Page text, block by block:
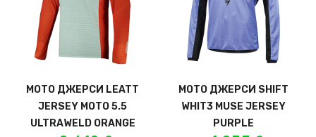
МОТО ДЖЕРСИ LEATT
JERSEY MOTO 5.5
ULTRAWELD ORANGE
МОТО ДЖЕРСИ SHIFT
WHIT3 MUSE JERSEY
PURPLE